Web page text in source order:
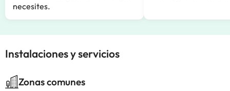
necesites.
Instalaciones y servicios
Zonas comunes